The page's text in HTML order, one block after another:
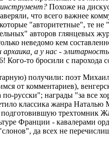
Похоже на
что всего важнее
"авторитетные", те не
авторов глянцевых
неведомо кем
архаика, а у нас -
то бросили с парохода
получили: поэт
от комментариев),
русски"; награды "за все
классика жанра
трехтомник
Франции - кавалерами
да всех не